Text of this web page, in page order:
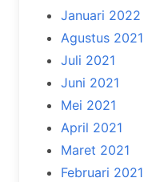
Januari 2022
Agustus 2021
Juli 2021
Juni 2021
Mei 2021
April 2021
Maret 2021
Februari 2021